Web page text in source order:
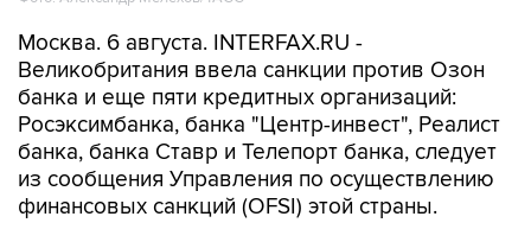
Москва. 6 августа. INTERFAX.RU -
Великобритания ввела санкции против Озон
банка и еще пяти кредитных организаций:
Росэксимбанка, банка "Центр-инвест", Реалист
банка, банка Ставр и Телепорт банка, следует
из сообщения Управления по осуществлению
финансовых санкций (OFSI) этой страны.